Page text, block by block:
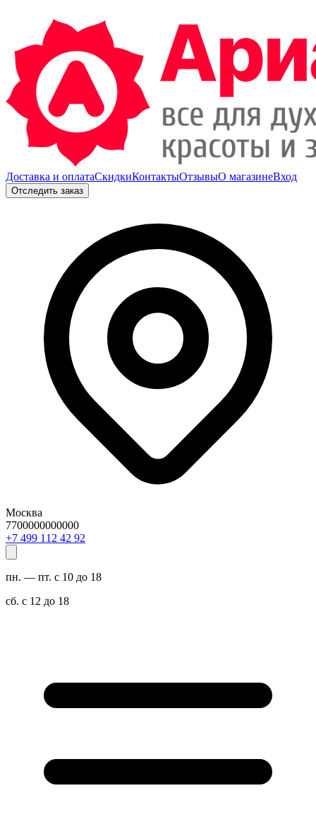
Доставка и оплатаСкидкиКонтактыОтзывыО магазинеВход
Отследить заказ
Москва
7700000000000
29 24 211 994 7+
пн. — пт. с 10 до 18
сб. с 12 до 18